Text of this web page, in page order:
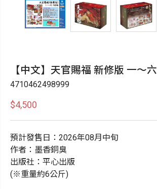
【中文】天官賜福 新修版 一～
4710462498999
$4,500
預計發售日：2026年08月中旬
作者：墨香銅臭
出版社：平心出版
(※重量約6公斤)